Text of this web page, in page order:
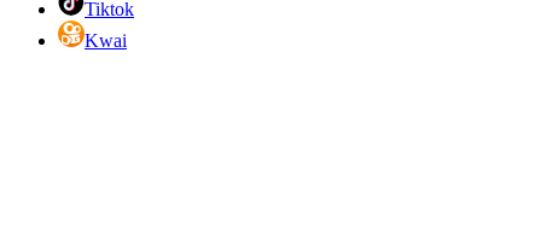
Tiktok
Kwai